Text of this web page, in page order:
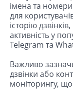
імена та
для
історію
активність у
Telegram та
Важливо
дзвінки або
моніторингу,